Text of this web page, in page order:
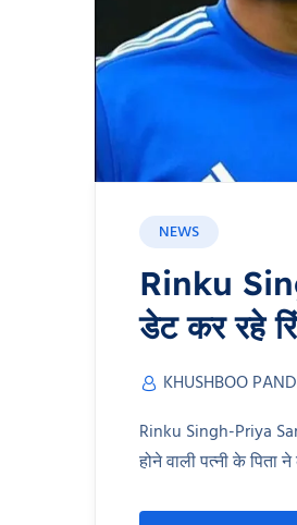
NEWS
Rinku
डेट कर रहे
KHUSHBOO
Rinku Singh-Priya
होने वाली पत्नी के पिता